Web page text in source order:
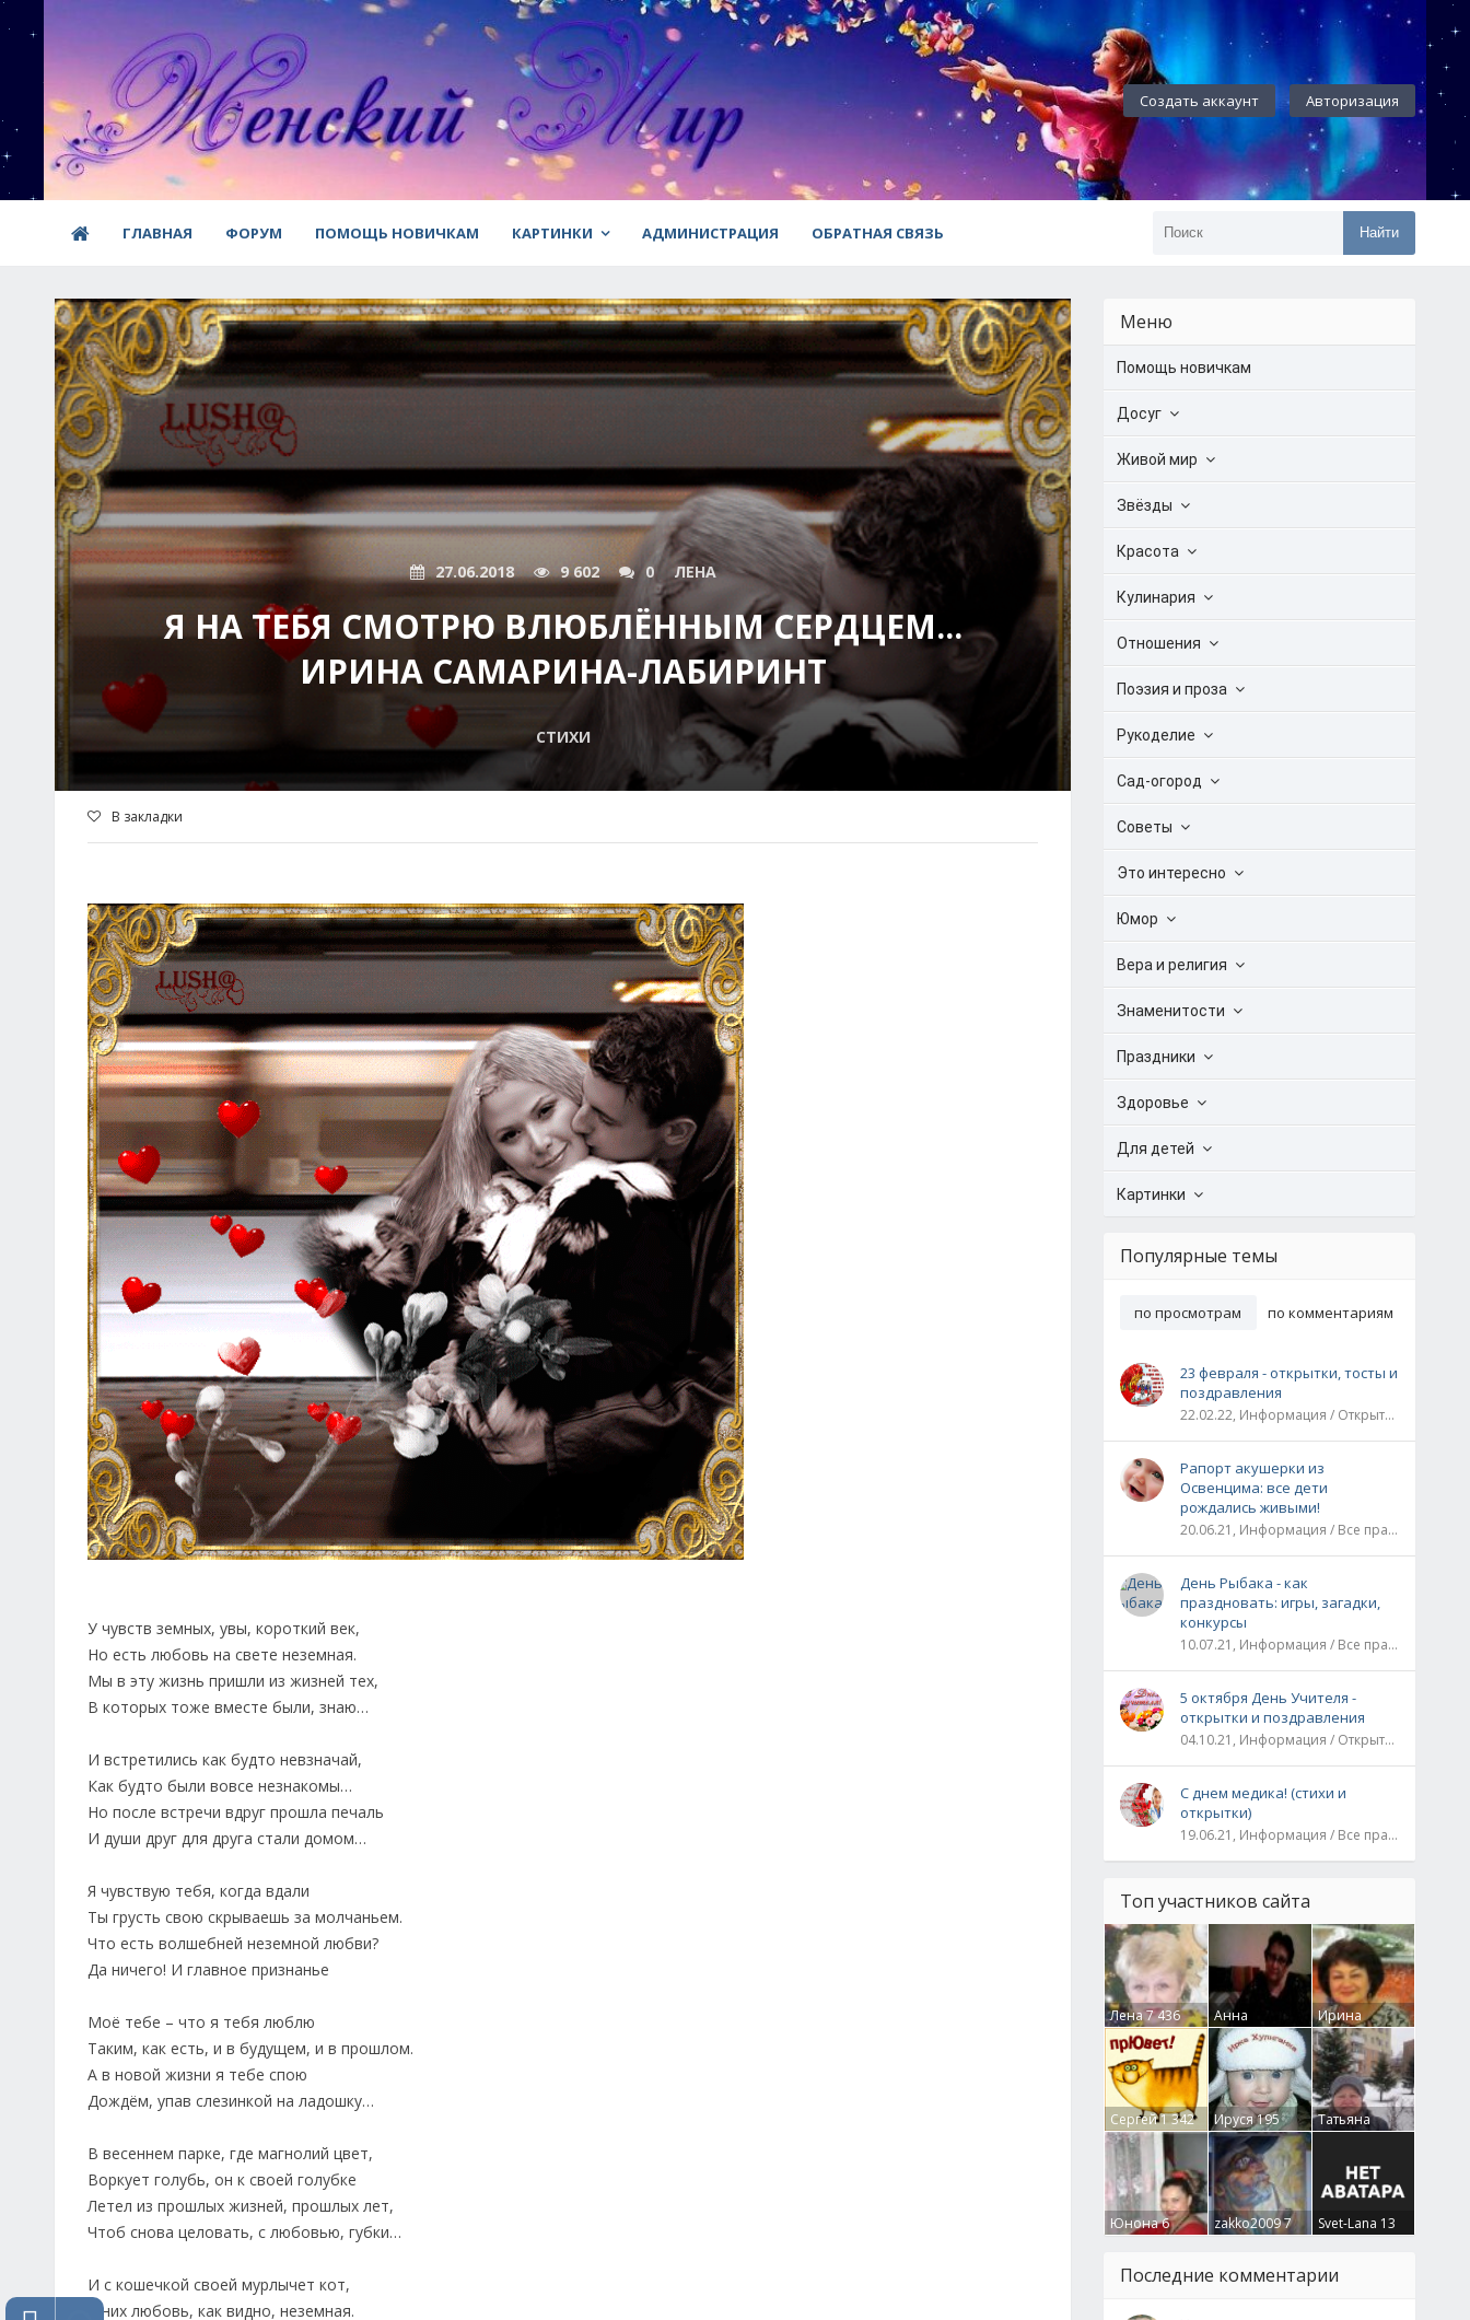
Создать аккаунт Авторизация
ГЛАВНАЯ ФОРУМ ПОМОЩЬ НОВИЧКАМ КАРТИНКИ АДМИНИСТРАЦИЯ ОБРАТНАЯ СВЯЗЬ Найти
27.06.2018 9 602 0 ЛЕНА
Я НА ТЕБЯ СМОТРЮ ВЛЮБЛЁННЫМ СЕРДЦЕМ...
ИРИНА САМАРИНА-ЛАБИРИНТ
СТИХИ
В закладки
У чувств земных, увы, короткий век,
Но есть любовь на свете неземная.
Мы в эту жизнь пришли из жизней тех,
В которых тоже вместе были, знаю…
И встретились как будто невзначай,
Как будто были вовсе незнакомы…
Но после встречи вдруг прошла печаль
И души друг для друга стали домом…
Я чувствую тебя, когда вдали
Ты грусть свою скрываешь за молчаньем.
Что есть волшебней неземной любви?
Да ничего! И главное признанье
Моё тебе – что я тебя люблю
Таким, как есть, и в будущем, и в прошлом.
А в новой жизни я тебе спою
Дождём, упав слезинкой на ладошку…
В весеннем парке, где магнолий цвет,
Воркует голубь, он к своей голубке
Летел из прошлых жизней, прошлых лет,
Чтоб снова целовать, с любовью, губки…
И с кошечкой своей мурлычет кот,
У них любовь, как видно, неземная.
Меню
Помощь новичкам
Досуг
Живой мир
Звёзды
Красота
Кулинария
Отношения
Поэзия и проза
Рукоделие
Сад-огород
Советы
Это интересно
Юмор
Вера и религия
Знаменитости
Праздники
Здоровье
Для детей
Картинки
Популярные темы
по просмотрам по комментариям
23 февраля - открытки, тосты и
поздравления
22.02.22, Информация / Открытки / Все праздники
Рапорт акушерки из
Освенцима: все дети
рождались живыми!
20.06.21, Информация / Все праздники / Рассказы и истории
День Рыбака - как
праздновать: игры, загадки,
конкурсы
10.07.21, Информация / Все праздники
5 октября День Учителя -
открытки и поздравления
04.10.21, Информация / Открытки / Все праздники
С днем медика! (стихи и
открытки)
19.06.21, Информация / Все праздники
Топ участников сайта
Лена7 436
Анна
Гумлевая0
Ирина
Бруцкая41
Сергей1 342 Ируся195
Татьяна
Крючкова0
Юнона6 zakko20097 Svet-Lana 13
Последние комментарии